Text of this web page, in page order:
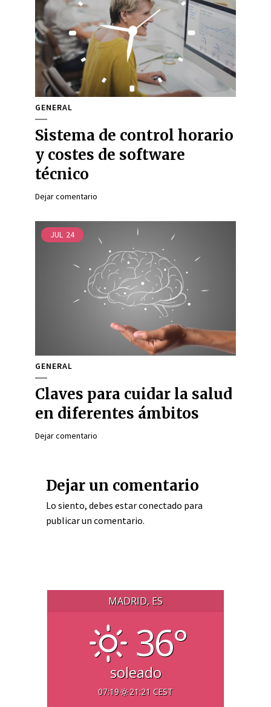
GENERAL
Sistema de control horario
y costes de software
técnico
Dejar comentario
JUL 24
GENERAL
Claves para cuidar la salud
en diferentes ámbitos
Dejar comentario
Dejar un comentario
Lo siento, debes estarconectado para
publicar un comentario.
MADRID, ES
36°
soleado
07:19 21:21 CEST